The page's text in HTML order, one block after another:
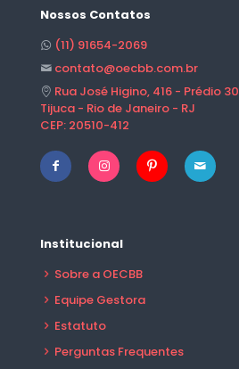
Nossos Contatos
(11) 91654-2069
contato@oecbb.com.br
Rua José Higino, 416 - Prédio 30
Tijuca - Rio de Janeiro - RJ
CEP: 20510-412
Institucional
Sobre a OECBB
Equipe Gestora
Estatuto
Perguntas Frequentes